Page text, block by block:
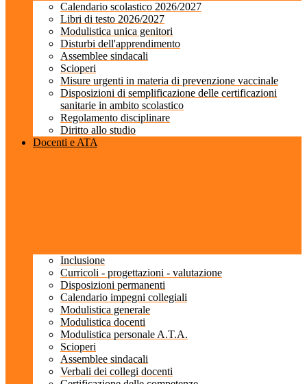
Calendario scolastico 2026/2027
Libri di testo 2026/2027
Modulistica unica genitori
Disturbi dell'apprendimento
Assemblee sindacali
Scioperi
Misure urgenti in materia di prevenzione vaccinale
Disposizioni di semplificazione delle certificazioni
sanitarie in ambito scolastico
Regolamento disciplinare
Diritto allo studio
Docenti e ATA
Inclusione
Curricoli - progettazioni - valutazione
Disposizioni permanenti
Calendario impegni collegiali
Modulistica generale
Modulistica docenti
Modulistica personale A.T.A.
Scioperi
Assemblee sindacali
Verbali dei collegi docenti